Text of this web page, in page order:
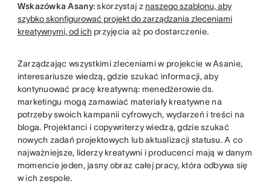
Wskazówka Asany:skorzystaj z naszego szablonu, aby
szybko skonfigurować projekt do zarządzania zleceniami
kreatywnymi, od ich przyjęcia aż po dostarczenie.
Zarządzając wszystkimi zleceniami w projekcie w Asanie,
interesariusze wiedzą, gdzie szukać informacji, aby
kontynuować pracę kreatywną: menedżerowie ds.
marketingu mogą zamawiać materiały kreatywne na
potrzeby swoich kampanii cyfrowych, wydarzeń i treści na
bloga. Projektanci i copywriterzy wiedzą, gdzie szukać
nowych zadań projektowych lub aktualizacji statusu. A co
najważniejsze, liderzy kreatywni i producenci mają w danym
momencie jeden, jasny obraz całej pracy, która odbywa się
w ich zespole.